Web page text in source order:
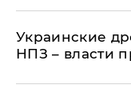
Украинские
НПЗ – власти